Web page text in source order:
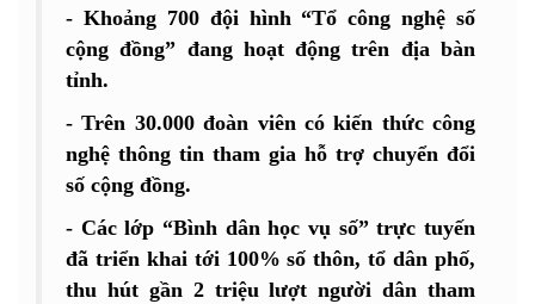
- Khoảng 700 đội hình “Tổ công nghệ số
cộng đồng” đang hoạt động trên địa bàn
tỉnh.
- Trên 30.000 đoàn viên có kiến thức công
nghệ thông tin tham gia hỗ trợ chuyển đổi
số cộng đồng.
- Các lớp “Bình dân học vụ số” trực tuyến
đã triển khai tới 100% số thôn, tổ dân phố,
thu hút gần 2 triệu lượt người dân tham